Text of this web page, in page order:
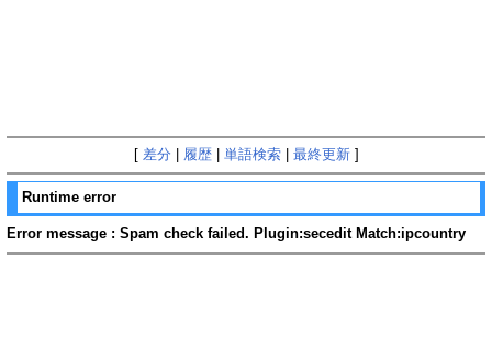
[ 差分 履歴| 単語検索| 最終更新]
Runtime error
Error message : Spam check failed. Plugin:secedit Match:ipcountry